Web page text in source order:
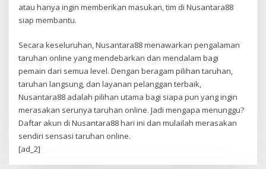
atau hanya ingin memberikan masukan, tim di Nusantara88
siap membantu.
Secara keseluruhan, Nusantara88 menawarkan pengalaman
taruhan online yang mendebarkan dan mendalam bagi
pemain dari semua level. Dengan beragam pilihan taruhan,
taruhan langsung, dan layanan pelanggan terbaik,
Nusantara88 adalah pilihan utama bagi siapa pun yang ingin
merasakan serunya taruhan online. Jadi mengapa menunggu?
Daftar akun di Nusantara88 hari ini dan mulailah merasakan
sendiri sensasi taruhan online.
[ad_2]